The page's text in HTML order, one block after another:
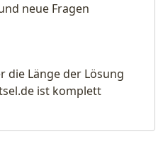
neue Fragen
die Länge der Lösung
ist komplett